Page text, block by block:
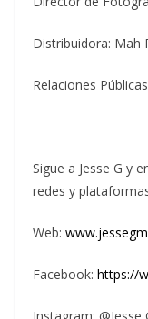
Distribuidora: Mah
Relaciones
Sigue a Jesse G y
redes y
Web:
Facebook: https://